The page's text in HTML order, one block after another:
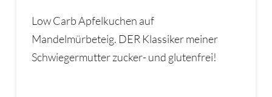
Low Carb Apfelkuchen auf
Mandelmürbeteig. DER Klassiker meiner
Schwiegermutter zucker- und glutenfrei!